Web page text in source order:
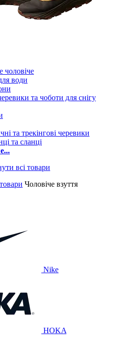
чоловіче
води
та чоботи для снігу
та трекінгові черевики
та сланці
Чоловіче взуття
Nike
HOKA